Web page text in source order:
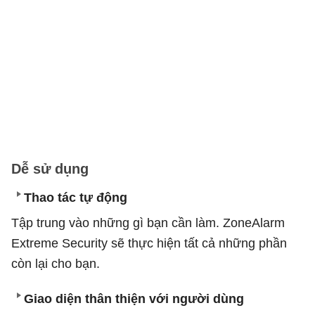
Dễ sử dụng
Thao tác tự động
Tập trung vào những gì bạn cần làm. ZoneAlarm
Extreme Security sẽ thực hiện tất cả những phần
còn lại cho bạn.
Giao diện thân thiện với người dùng